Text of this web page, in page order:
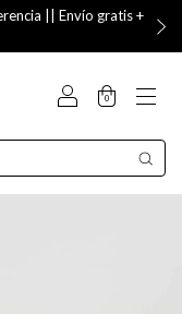
|| Envío gratis +
0